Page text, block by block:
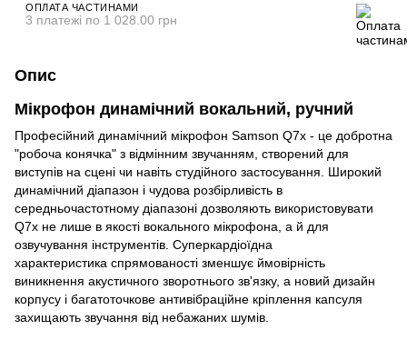
ОПЛАТА ЧАСТИНАМИ
3 платежі по 1 028.00 грн
Опис
Мікрофон динамічний вокальний, ручний
Професійний динамічний мікрофон Samson Q7x - це добротна
"робоча конячка" з відмінним звучанням, створений для
виступів на сцені чи навіть студійного застосування. Широкий
динамічний діапазон і чудова розбірливість в
середньочастотному діапазоні дозволяють використовувати
Q7x не лише в якості вокального мікрофона, а й для
озвучування інструментів. Суперкардіоїдна
характеристика спрямованості зменшує ймовірність
виникнення акустичного зворотнього зв'язку, а новий дизайн
корпусу і багатоточкове антивібраційне кріплення капсуля
захищають звучання від небажаних шумів.